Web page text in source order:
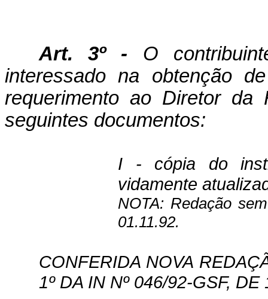
Art. 3º - O
interessado na obtenção
requerimento ao Diretor da
seguintes documentos:
I - cópia do
vidamente
NOTA: Redação
01.11.92.
CONFERIDA NOVA
1º DA IN Nº 046/92-GSF,